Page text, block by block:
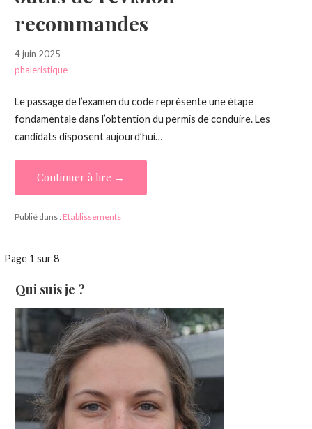
recommandes
4 juin 2025
phaleristique
Le passage de l’examen du code représente une étape
fondamentale dans l’obtention du permis de conduire. Les
candidats disposent aujourd’hui…
Continuer à lire →
Publié dans : Etablissements
Navigation
dans
Article
Page 1 sur 8
Qui suis je ?